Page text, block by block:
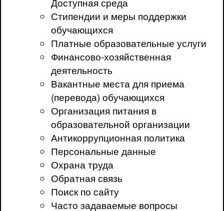
Стипендии и меры поддержки
обучающихся
Платные образовательные услуги
Финансово-хозяйственная
деятельность
Вакантные места для приема
(перевода) обучающихся
Организация питания в
образовательной организации
Антикоррупционная политика
Персональные данные
Охрана труда
Обратная связь
Поиск по сайту
Часто задаваемые вопросы